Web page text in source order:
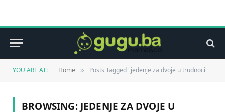
YOU ARE AT: Home » Posts Tagged "jedenje za dvoje u trudnoci"
BROWSING: JEDENJE ZA DVOJE U